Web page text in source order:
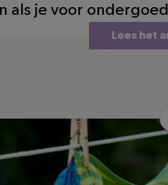
als je voor
Lees het